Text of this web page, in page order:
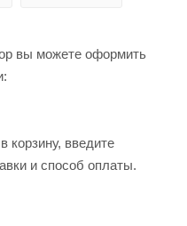
вы можете оформить
корзину, введите
и способ оплаты.